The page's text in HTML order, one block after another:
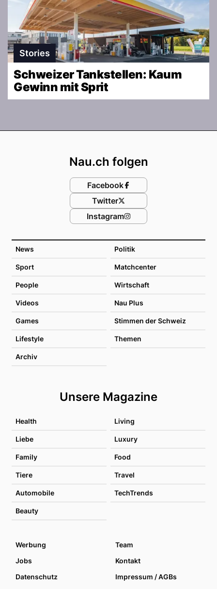
Stories
Schweizer Tankstellen: Kaum
Gewinn mit Sprit
News Politik
Sport Matchcenter
People Wirtschaft
Videos Nau Plus
Games Stimmen der Schweiz
Lifestyle Themen
Archiv
Unsere Magazine
Health Living
Liebe Luxury
Family Food
Tiere Travel
Automobile TechTrends
Beauty
Nau.ch folgen
Facebook
Twitter
Instagram
Werbung
Team
Jobs
Kontakt
Datenschutz
Impressum / AGBs